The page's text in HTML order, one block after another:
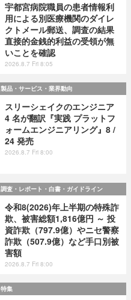
宇都宮病院職員の患者情報利
用による別医療機関のダイレ
クトメール郵送、調査の結果
直接的金銭的利益の受領が無
いことを確認
2026.8.7 Fri 8:05
製品・サービス・業界動向
スリーシェイクのエンジニア
4 名が翻訳『実践 プラットフ
ォームエンジニアリング』8 /
24 発売
2026.8.7 Fri 8:00
調査・レポート・白書・ガイドライン
令和8(2026)年上半期の特殊詐
欺、被害総額1,816億円 ～ 投
資詐欺（797.9億）やニセ警察
詐欺（507.9億）など手口別被
害額
2026.8.7 Fri 8:00
特集